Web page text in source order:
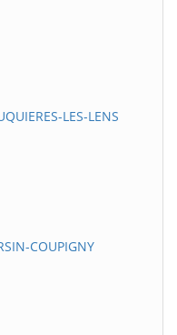
LES-LENS
COUPIGNY